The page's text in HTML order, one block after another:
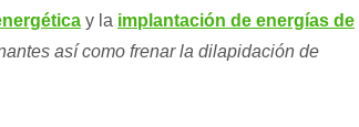
y la implantación de energías de
así como frenar la dilapidación de